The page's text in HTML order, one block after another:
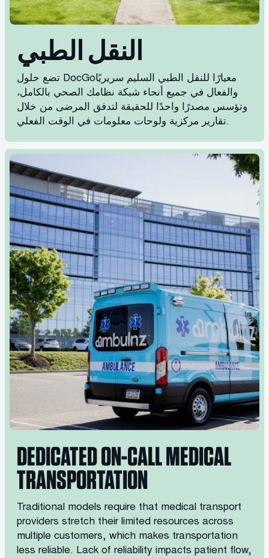
النقل الطبي
تضع حلول DocGoمعيارًا للنقل الطبي السليم سريريًا
والفعال في جميع أنحاء شبكة نظامك الصحي بالكامل،
وتؤسس مصدرًا واحدًا للحقيقة لتدفق المرضى من خلال
تقارير مركزية ولوحات معلومات في الوقت الفعلي.
DEDICATED ON-CALL MEDICAL
TRANSPORTATION
Traditional models require that medical transport
providers stretch their limited resources across
multiple customers, which makes transportation
less reliable. Lack of reliability impacts patient flow,